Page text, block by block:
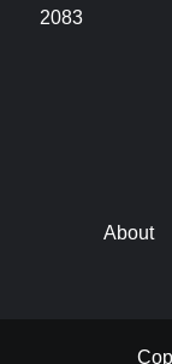
2083
About